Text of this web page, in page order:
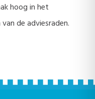
hoog in het
de adviesraden.